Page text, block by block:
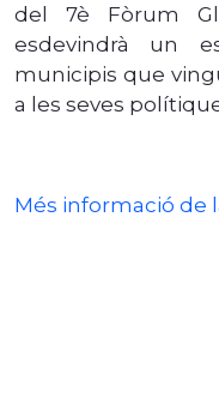
del 7è Fòrum
esdevindrà un
municipis que
a les seves
Més informació de